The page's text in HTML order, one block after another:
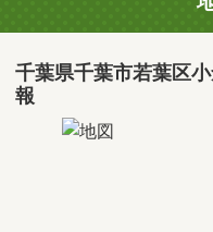
千葉県千葉市若葉区
報